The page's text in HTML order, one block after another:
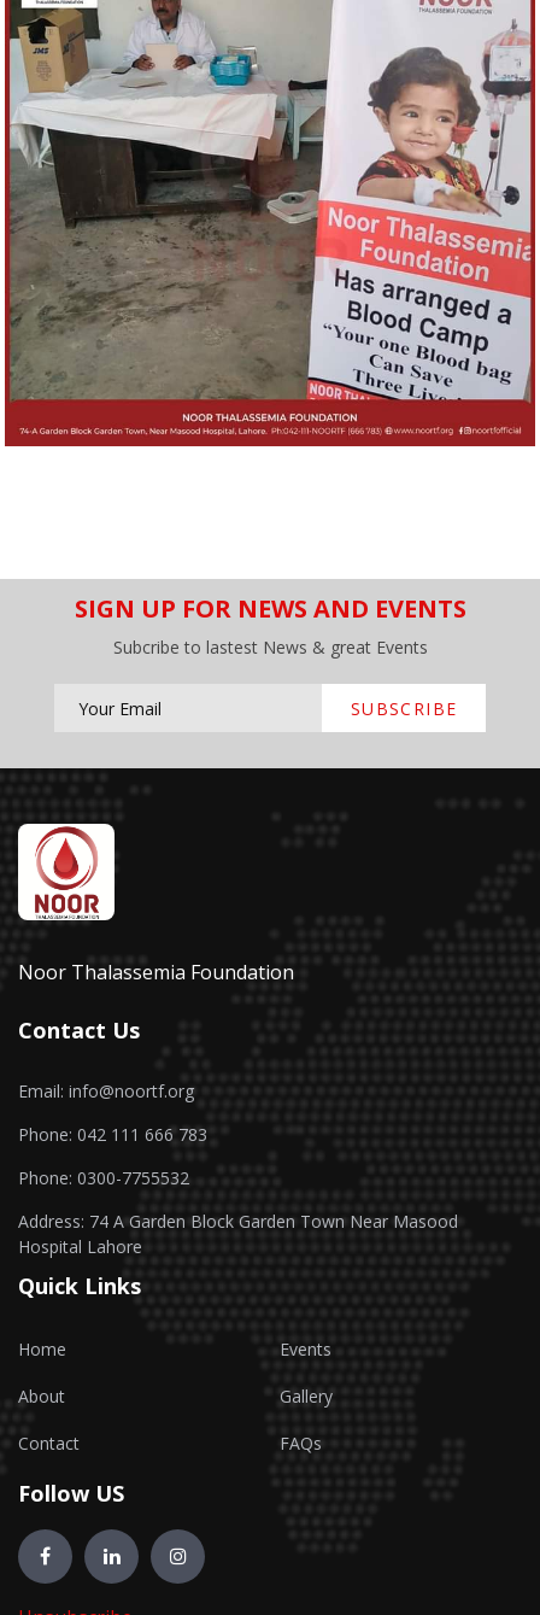
SIGN UP FOR NEWS AND EVENTS
Subcribe to lastest News & great Events
SUBSCRIBE
Noor Thalassemia Foundation
Contact Us
Email: info@noortf.org
Phone: 042 111 666 783
Phone: 0300-7755532
Address: 74 A Garden Block Garden Town Near Masood
Hospital Lahore
Quick Links
Home
About
Contact
Events
Gallery
FAQs
Follow US